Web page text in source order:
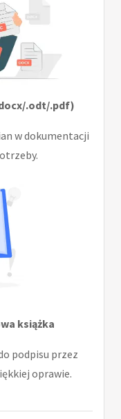
.odt/.pdf)
w dokumentacji
książka
podpisu przez
oprawie.